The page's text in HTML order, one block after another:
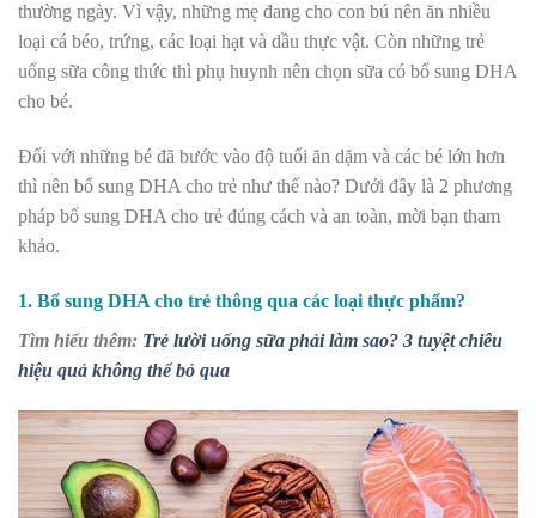
thường ngày. Vì vậy, những mẹ đang cho con bú nên ăn nhiều
loại cá béo, trứng, các loại hạt và dầu thực vật. Còn những trẻ
uống sữa công thức thì phụ huynh nên chọn sữa có bổ sung DHA
cho bé.
Đối với những bé đã bước vào độ tuổi ăn dặm và các bé lớn hơn
thì nên bổ sung DHA cho trẻ như thế nào? Dưới đây là 2 phương
pháp bổ sung DHA cho trẻ đúng cách và an toàn, mời bạn tham
khảo.
1. Bổ sung DHA cho trẻ thông qua các loại thực phẩm?
Tìm hiểu thêm: Trẻ lười uống sữa phải làm sao? 3 tuyệt chiêu
hiệu quả không thể bỏ qua